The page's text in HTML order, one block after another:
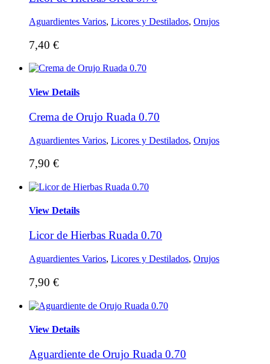
Aguardientes Varios, Licores y Destilados, Orujos
7,40 €
View Details
Crema de Orujo Ruada 0.70
Aguardientes Varios, Licores y Destilados, Orujos
7,90 €
View Details
Licor de Hierbas Ruada 0.70
Aguardientes Varios, Licores y Destilados, Orujos
7,90 €
View Details
Aguardiente de Orujo Ruada 0.70